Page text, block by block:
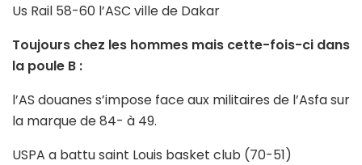
Us Rail 58-60 l’ASC ville de Dakar
Toujours chez les hommes mais cette-fois-ci dans
la poule B :
l’AS douanes s’impose face aux militaires de l’Asfa sur
la marque de 84- à 49.
USPA a battu saint Louis basket club (70-51)